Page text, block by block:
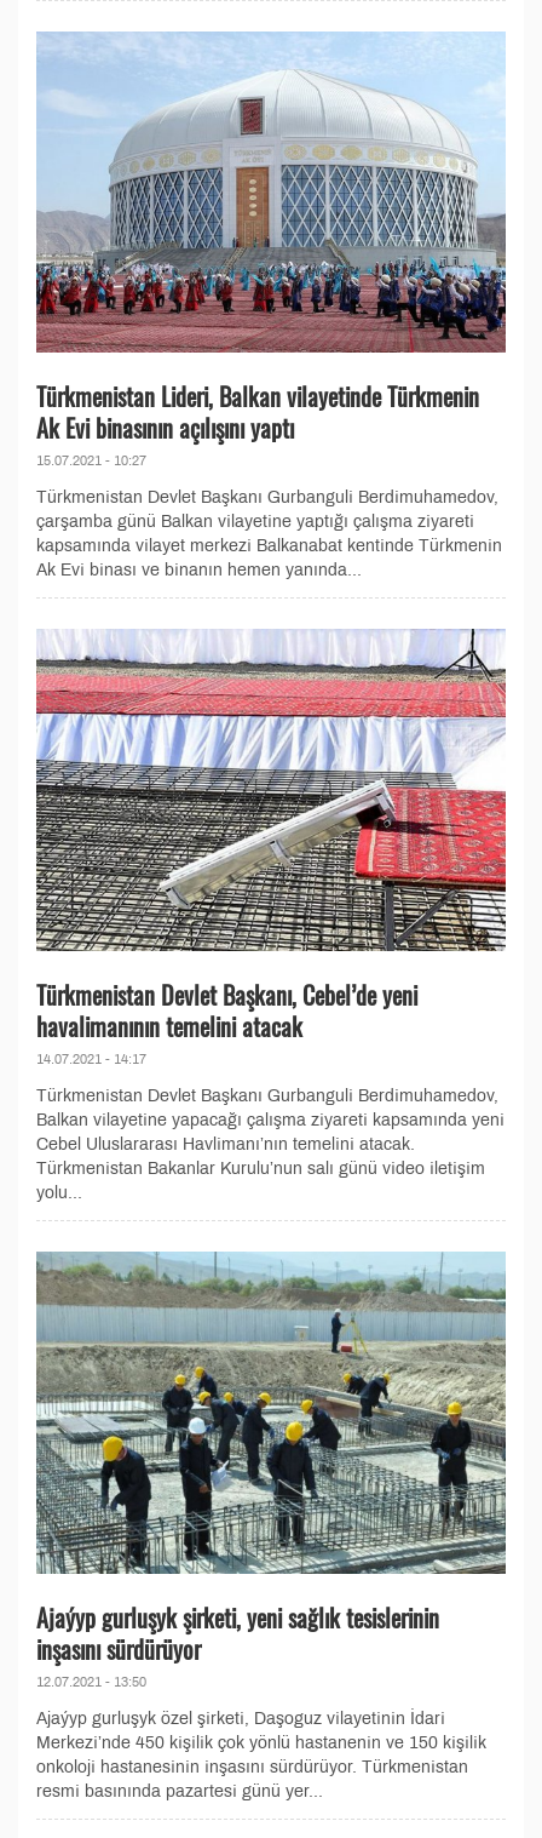
Türkmenistan Lideri, Balkan vilayetinde Türkmenin
Ak Evi binasının açılışını yaptı
15.07.2021 - 10:27
Türkmenistan Devlet Başkanı Gurbanguli Berdimuhamedov,
çarşamba günü Balkan vilayetine yaptığı çalışma ziyareti
kapsamında vilayet merkezi Balkanabat kentinde Türkmenin
Ak Evi binası ve binanın hemen yanında...
Türkmenistan Devlet Başkanı, Cebel’de yeni
havalimanının temelini atacak
14.07.2021 - 14:17
Türkmenistan Devlet Başkanı Gurbanguli Berdimuhamedov,
Balkan vilayetine yapacağı çalışma ziyareti kapsamında yeni
Cebel Uluslararası Havlimanı’nın temelini atacak.
Türkmenistan Bakanlar Kurulu’nun salı günü video iletişim
yolu...
Ajaýyp gurluşyk şirketi, yeni sağlık tesislerinin
inşasını sürdürüyor
12.07.2021 - 13:50
Ajaýyp gurluşyk özel şirketi, Daşoguz vilayetinin İdari
Merkezi’nde 450 kişilik çok yönlü hastanenin ve 150 kişilik
onkoloji hastanesinin inşasını sürdürüyor. Türkmenistan
resmi basınında pazartesi günü yer...